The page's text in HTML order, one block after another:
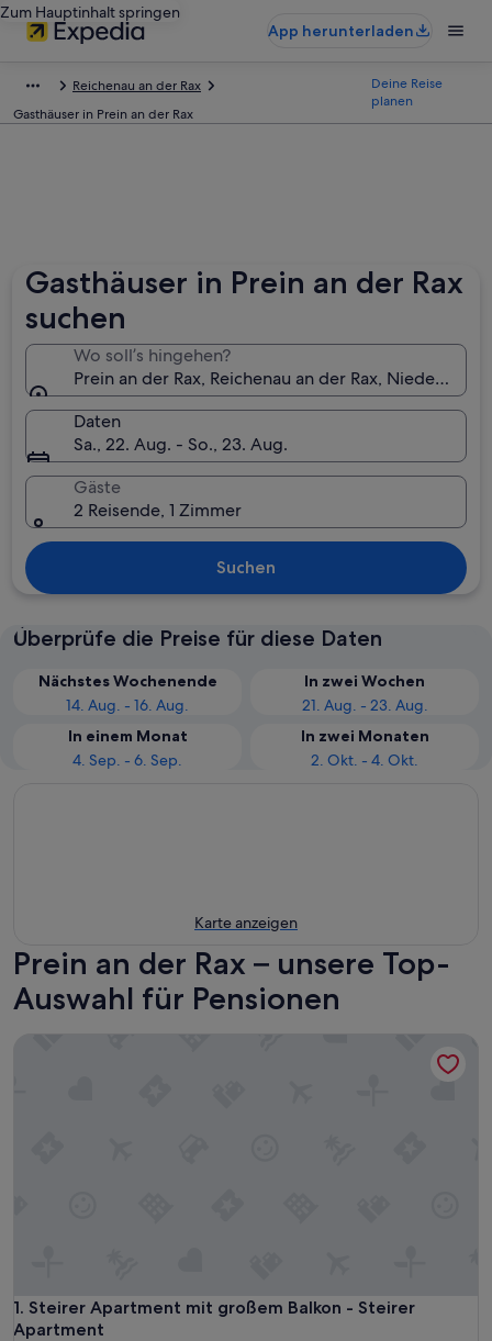
Zum Hauptinhalt springen
App herunterladen
Reichenau an der Rax
Gasthäuser in Prein an der Rax
Deine Reise
planen
Gasthäuser in Prein an der Rax
suchen
Wo soll’s hingehen?
Prein an der Rax, Reichenau an der Rax,
Daten
Sa., 22. Aug. - So., 23. Aug.
Gäste
2 Reisende, 1 Zimmer
Suchen
Überprüfe die Preise für diese Daten
Nächstes Wochenende
14. Aug. - 16. Aug.
In zwei Wochen
21. Aug. - 23. Aug.
In einem Monat
4. Sep. - 6. Sep.
In zwei Monaten
2. Okt. - 4. Okt.
Karte anzeigen
Prein an der Rax – unsere Top-
Auswahl für Pensionen
1. Steirer Apartment mit großem Balkon - Steirer
Apartment
Steirer Apartment mit großem Balkon - Steirer Apartment
Steirer Apartment mit großem Balkon - Steirer Apartment